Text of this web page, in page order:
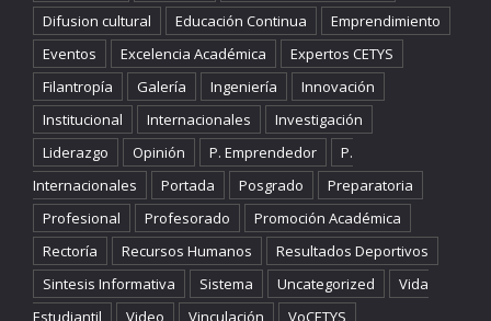
Difusion cultural
Educación Continua
Emprendimiento
Eventos
Excelencia Académica
Expertos CETYS
Filantropía
Galería Ingeniería
Innovación
Institucional
Internacionales
Investigación
Liderazgo
Opinión P. Emprendedor
P.
Internacionales
Portada Posgrado
Preparatoria
Profesional
Profesorado
Promoción Académica
Rectoría
Recursos Humanos
Resultados Deportivos
Sintesis Informativa
Sistema Uncategorized
Vida
Estudiantil
Video Vinculación VoCETYS